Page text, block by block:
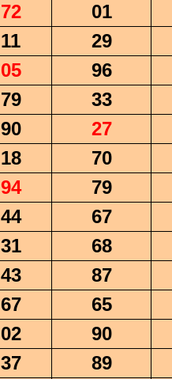
72 01
11 29
05 96
79 33
90 27
18 70
94 79
44 67
31 68
43 87
67 65
02 90
37 89